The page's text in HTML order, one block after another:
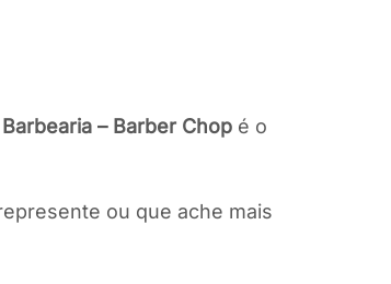
Barbearia – Barber Chop é o
ou que ache mais